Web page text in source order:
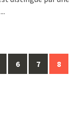
...
6 7 8